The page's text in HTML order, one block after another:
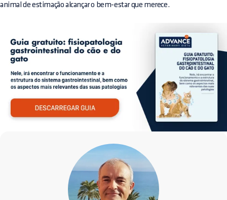
animal de estimação alcançar o bem-estar que merece.